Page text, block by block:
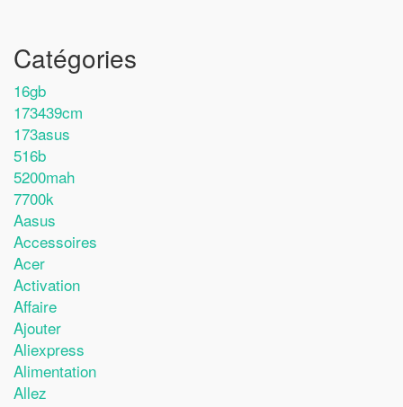
Catégories
16gb
173439cm
173asus
516b
5200mah
7700k
Aasus
Accessoires
Acer
Activation
Affaire
Ajouter
Aliexpress
Alimentation
Allez